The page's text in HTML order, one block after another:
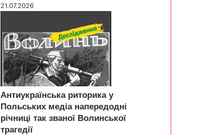
21.07.2026
Антиукраїнська риторика у
Польських медіа напередодні
річниці так званої Волинської
трагедії